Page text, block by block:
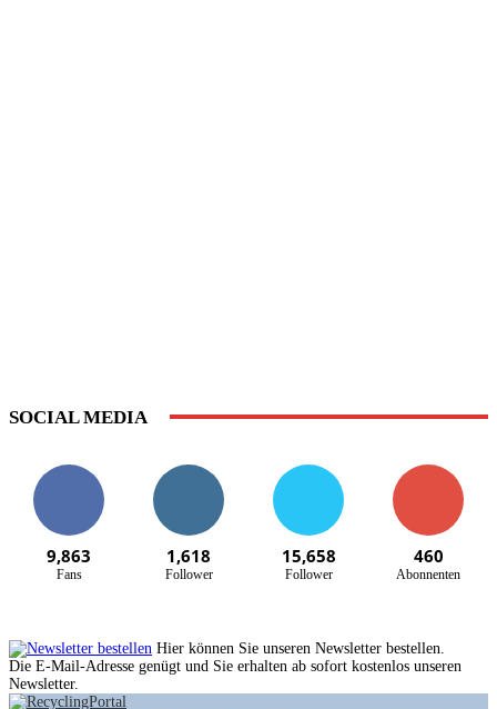
SOCIAL MEDIA
9,863
Fans
1,618
Follower
15,658
Follower
460
Abonnenten
Hier können Sie unseren Newsletter bestellen.
Die E-Mail-Adresse genügt und Sie erhalten ab sofort kostenlos unseren
Newsletter.